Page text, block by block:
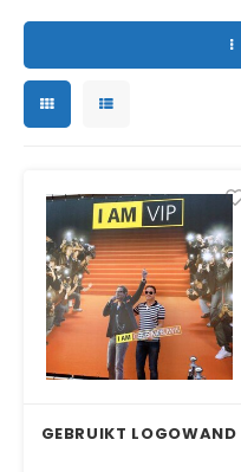
GEBRUIKT LOGOWAND